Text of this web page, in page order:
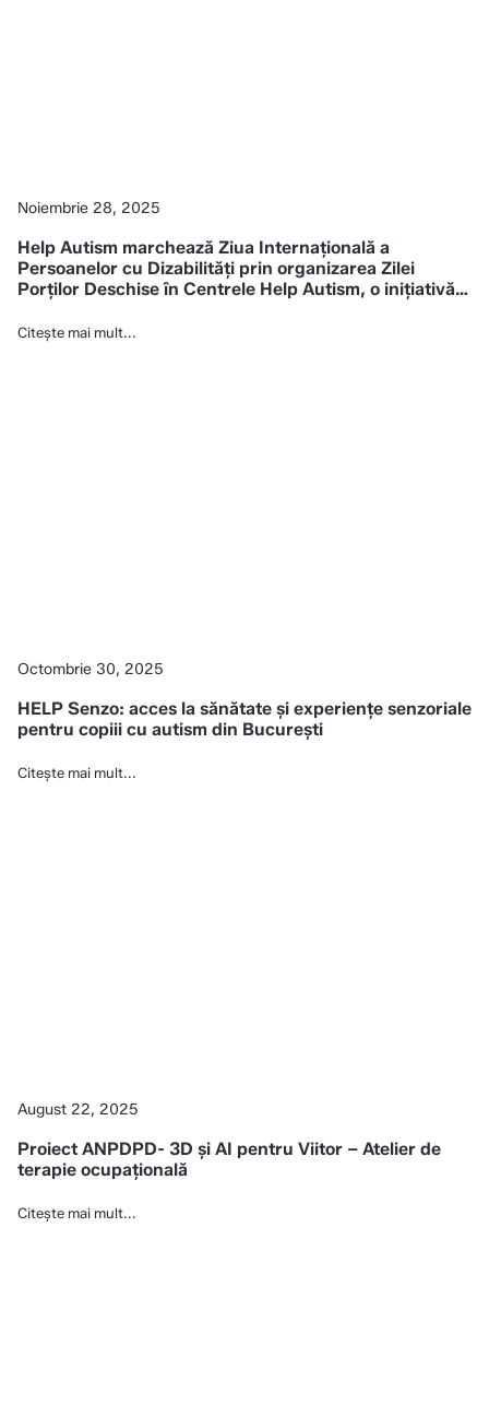
Noiembrie 28, 2025
Help Autism marchează Ziua Internațională a
Persoanelor cu Dizabilități prin organizarea Zilei
Porților Deschise în Centrele Help Autism, o inițiativă
copiilor cu autism
Citește mai mult...
Octombrie 30, 2025
HELP Senzo: acces la sănătate și experiențe senzoriale
pentru copiii cu autism din București
Citește mai mult...
August 22, 2025
Proiect ANPDPD- 3D și AI pentru Viitor – Atelier de
terapie ocupațională
Citește mai mult...